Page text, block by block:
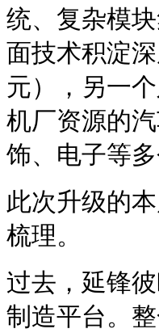
统、复杂模
面技术积淀
元），另一
机厂资源的
饰、电子等多
此次升级的
梳理。
过去，延锋
制造平台。